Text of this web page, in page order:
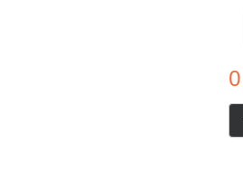
0